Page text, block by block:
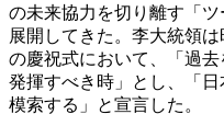
の未来協力を切り離す「
展開してきた。李大統領は
の慶祝式において、「過
発揮すべき時」とし、「
模索する」と宣言した。